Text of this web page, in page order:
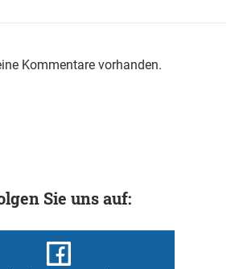
Kommentare vorhanden.
Sie uns auf: